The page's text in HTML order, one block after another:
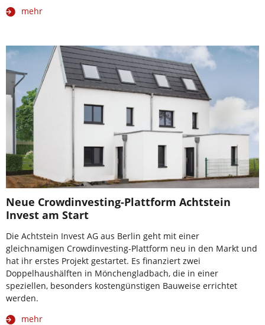
mehr
Neue Crowdinvesting-Plattform Achtstein
Invest am Start
Die Achtstein Invest AG aus Berlin geht mit einer
gleichnamigen Crowdinvesting-Plattform neu in den Markt und
hat ihr erstes Projekt gestartet. Es finanziert zwei
Doppelhaushälften in Mönchengladbach, die in einer
speziellen, besonders kostengünstigen Bauweise errichtet
werden.
mehr